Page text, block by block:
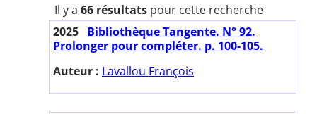
Il y a 66 résultatspour cette recherche
2025 Bibliothèque Tangente. N° 92.
Prolonger pour compléter. p. 100-105.
Auteur : Lavallou François